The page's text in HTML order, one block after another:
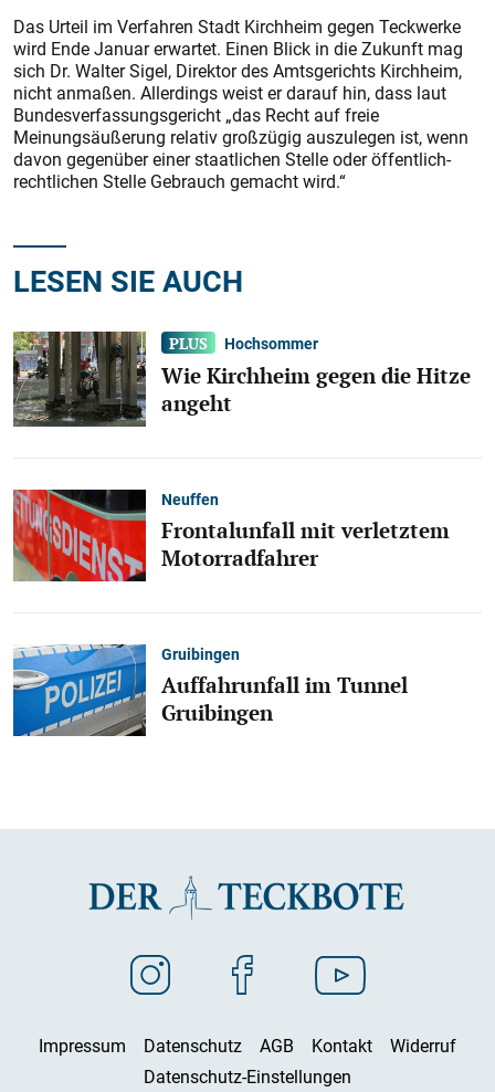
Das Urteil im Verfahren Stadt Kirchheim gegen Teckwerke
wird Ende Januar erwartet. Einen Blick in die Zukunft mag
sich Dr. Walter Sigel, Direktor des Amtsgerichts Kirchheim,
nicht anmaßen. Allerdings weist er darauf hin, dass laut
Bundesverfassungsgericht „das Recht auf freie
Meinungsäußerung relativ großzügig auszulegen ist, wenn
davon ge­genüber einer staatlichen Stelle oder öffentlich-
rechtlichen Stelle Gebrauch gemacht wird.“
LESEN SIE AUCH
Hochsommer
Wie Kirchheim gegen die Hitze
angeht
Neuffen
Frontalunfall mit verletztem
Motorradfahrer
Gruibingen
Auffahrunfall im Tunnel
Gruibingen
Impressum Datenschutz AGB Kontakt
Widerruf
Datenschutz-Einstellungen